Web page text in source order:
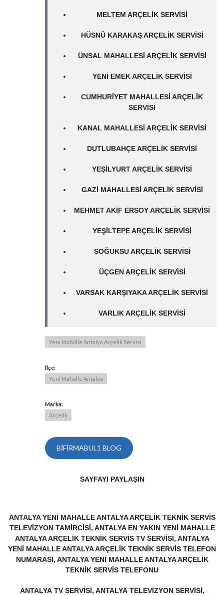
MELTEM ARÇELIK SERVISI
HÜSNÜ KARAKAŞ ARÇELIK SERVISI
ÜNSAL MAHALLESI ARÇELIK SERVISI
YENI EMEK ARÇELIK SERVISI
CUMHURIYET MAHALLESI ARÇELIK
SERVISI
KANAL MAHALLESI ARÇELIK SERVISI
DUTLUBAHÇE ARÇELIK SERVISI
YEŞILYURT ARÇELIK SERVISI
GAZI MAHALLESI ARÇELIK SERVISI
MEHMET AKIF ERSOY ARÇELIK SERVISI
YEŞILTEPE ARÇELIK SERVISI
SOĞUKSU ARÇELIK SERVISI
ÜÇGEN ARÇELIK SERVISI
VARSAK KARŞIYAKA ARÇELIK SERVISI
VARLIK ARÇELIK SERVISI
Yeni Mahalle Antalya Arçelik Servisi
İlçe:
Yeni Mahalle Antalya
Marka:
Arçelik
BIFIRMABUL1 BLOG
SAYFAYI PAYLAŞIN
ANTALYA YENI MAHALLE ANTALYA ARÇELIK TEKNIK SERVIS
TELEVIZYON TAMIRCISI, ANTALYA EN YAKIN YENI MAHALLE
ANTALYA ARÇELIK TEKNIK SERVIS TV SERVISI, ANTALYA
YENI MAHALLE ANTALYA ARÇELIK TEKNIK SERVIS TELEFON
NUMARASI, ANTALYA YENI MAHALLE ANTALYA ARÇELIK
TEKNIK SERVIS TELEFONU
ANTALYA TV SERVISI, ANTALYA TELEVIZYON SERVISI,